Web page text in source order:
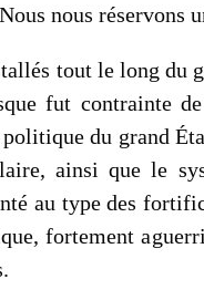
nous réservons
tout le long du
fut con­trainte
du grand
ainsi que le
au type des
fortement